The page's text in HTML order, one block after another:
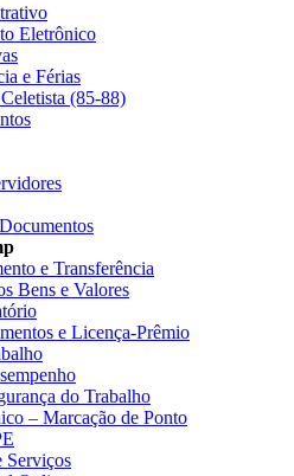
Eletrônico
e Férias
(85-88)
e Transferência
Bens e Valores
e Licença-Prêmio
do Trabalho
– Marcação de Ponto
Serviços